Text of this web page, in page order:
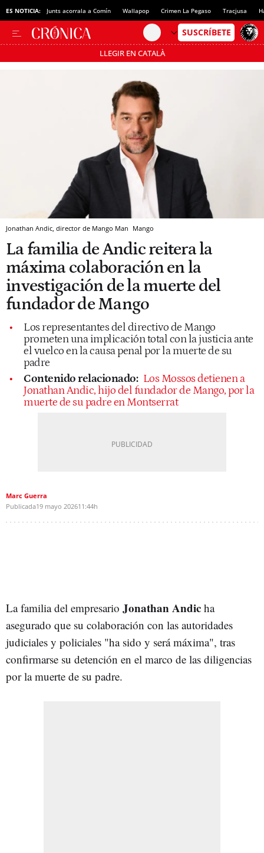
ES NOTICIA: Junts acorrala a Comín Wallapop Crimen La Pegaso Tracjusa
LLEGIR EN CATALÀ
Pásate al MODO AHORRO
Jonathan Andic, director de Mango Man Mango
La familia de Andic reitera la
máxima colaboración en la
investigación de la muerte del
fundador de Mango
Los representantes del directivo de Mango
prometen una implicación total con la justicia ante
el vuelco en la causa penal por la muerte de su
padre
Contenido relacionado: Los Mossos detienen a
Jonathan Andic, hijo del fundador de Mango, por la
muerte de su padre en Montserrat
Marc Guerra
Publicada19 mayo 202611:44h
La familia del empresario Jonathan Andic ha
asegurado que su colaboración con las autoridades
judiciales y policiales "ha sido y será máxima", tras
confirmarse su detención en el marco de las diligencias
por la muerte de su padre.